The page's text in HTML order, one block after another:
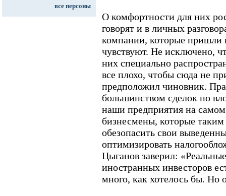
все персоны
О комфортности для них
говорят и в личных
компании, которые пришли
чувствуют. Не исключено,
них специально
все плохо, чтобы сюда не
предположил чиновник.
большинством сделок по
наши предприятия на
бизнесмены, которые
обезопасить свои
оптимизировать
Цыганов заверил:
иностранных инвесторов
много, как хотелось бы. Но